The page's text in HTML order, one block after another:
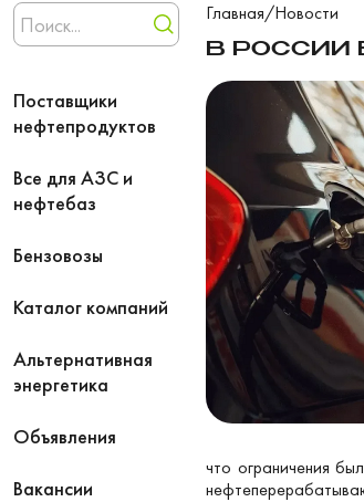
Поставщики
нефтепродуктов
Все для АЗС и
нефтебаз
Бензовозы
Каталог компаний
Альтернативная
энергетика
Объявления
Вакансии
Главная/Новости
В РОССИИ
что ограничения